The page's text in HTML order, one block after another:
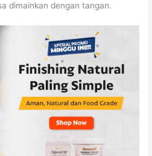
dimainkan dengan tangan.